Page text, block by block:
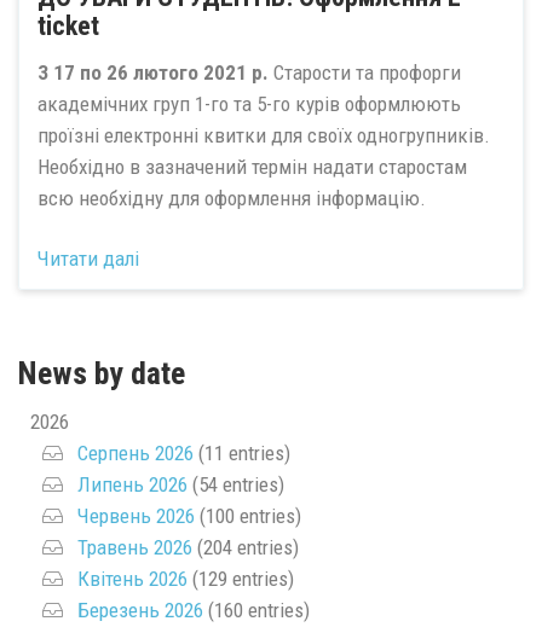
ticket
З 17 по 26 лютого 2021 р. Старости та профорги
академічних груп 1-го та 5-го курів оформлюють
проїзні електронні квитки для своїх одногрупників.
Необхідно в зазначений термін надати старостам
всю необхідну для оформлення інформацію.
Читати далі
News by date
2026
Серпень 2026 (11 entries)
Липень 2026 (54 entries)
Червень 2026 (100 entries)
Травень 2026 (204 entries)
Квітень 2026 (129 entries)
Березень 2026 (160 entries)